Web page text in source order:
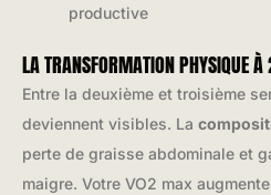
productive
LA TRANSFORMATION PHYSIQUE
Entre la deuxième et troisième
deviennent visibles. La
perte de graisse abdominale et
maigre. Votre VO2 max